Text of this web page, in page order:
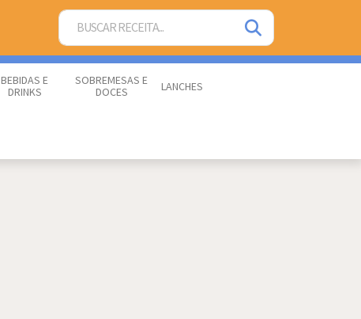
BEBIDAS E
DRINKS
SOBREMESAS E
DOCES
LANCHES